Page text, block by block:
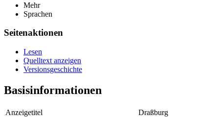
Mehr
Sprachen
Seitenaktionen
Lesen
Quelltext anzeigen
Versionsgeschichte
Basisinformationen
Anzeigetitel
Draßburg